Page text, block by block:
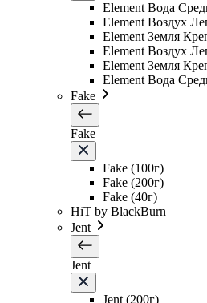
Element Вода
Element Воздух
Element Земля
Element Воздух
Element Земля
Element Вода
Fake
Fake
Fake (100г)
Fake (200г)
Fake (40г)
HiT by BlackBurn
Jent
Jent
Jent (200г)